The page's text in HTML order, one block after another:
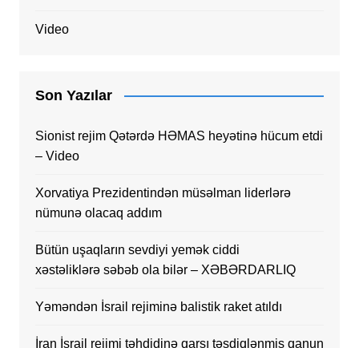
Video
Son Yazılar
Sionist rejim Qətərdə HƏMAS heyətinə hücum etdi
– Video
Xorvatiya Prezidentindən müsəlman liderlərə
nümunə olacaq addım
Bütün uşaqların sevdiyi yemək ciddi
xəstəliklərə səbəb ola bilər – XƏBƏRDARLIQ
Yəməndən İsrail rejiminə balistik raket atıldı
İran İsrail rejimi təhdidinə qarşı təsdiqlənmiş qanun